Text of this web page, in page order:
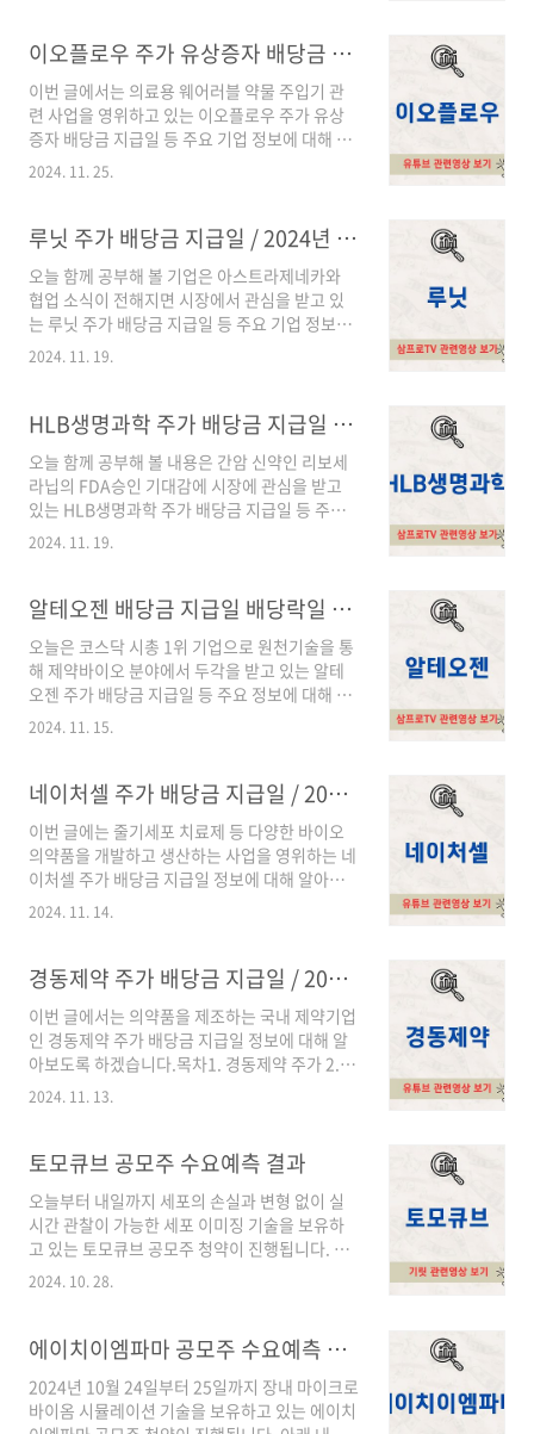
금 지급일유유제약2우B는..
살펴보면 2020년 3년 20일 25,623원까지 하락
바이오 기업으로 수급이 쏠려 주가가 상승하기
시작하였고, 2020년 말 합병에 대한 이슈로 급등
하며 저점대비 약 9배 정보 상승한 237,392원까
지 오르기도 하였습니다.하지만 코로나 치료제,
를 그리며 5만원대까지 가격이 떨어지는 모습..
이오플로우 주가 유상증자 배당금 지급일 / 2024년 최신정보
이번 글에서는 의료용 웨어러블 약물 주입기 관
련 사업을 영위하고 있는 이오플로우 주가 유상
증자 배당금 지급일 등 주요 기업 정보에 대해 알
아보도록 하겠습니다.목차1. 이오플로우 주가 2.
이오플로우 주가상장 이후 이오플로우 주가 흐름
을 살펴보면 2020년 9월에 상장한 이후 패치 인
슐린제 등의 성장 가능성에 대한 기대감에 주가
가 지속적으로 상승하며 2021년 1월 29일
37.693원까지 올랐습니다.하지만 이후 높은 금
리와 지속적인 실적의 적자, 기대감을 모았던 인
며 고점 대비 1/10 수준인 3,127원까지 떨어..
2024. 11. 25.
루닛 주가 배당금 지급일 / 2024년 최신정보
오늘 함께 공부해 볼 기업은 아스트라제네카와
협업 소식이 전해지면 시장에서 관심을 받고 있
는 루닛 주가 배당금 지급일 등 주요 기업 정보에
대해 알아보도록 하겠습니다.목차1. 루닛 주가 2.
살펴보면 2022년 10월 14일 9,124원의 저점을
형성한 이후 AI와 관련된 헬스케어 기업으로 부
각을 받으며 수급이 쏠려 2023년 9월 15일까지
주가가 급등하며 저점대비 14배 이상 상승하는
모습을 보였습니다.그러나 기대감만으로 오른 주
가는 부진한 실적과 높은 금리에 대한 부감담으
는 바닥을 다지고 있었으며 20..
2024. 11. 19.
HLB생명과학 주가 배당금 지급일 / 2024년 최신정보
오늘 함께 공부해 볼 내용은 간암 신약인 리보세
라닙의 FDA승인 기대감에 시장에 관심을 받고
있는 HLB생명과학 주가 배당금 지급일 등 주요
기업 정보에 대해 알아보도록 하겠습니다.목차1.
HLB생명과학 주가 2. HLB생명과학 배당금 지급
HLB생명과학 주가최근 5년간 HLB생명과학 주
가를 살펴보면 2021년 2월 19일 6,733원의 저
점을 형성한 이후 신약 개발에 대한 기대감으로
주가가 등락을 반복하고 있는 모습을 볼 수 있습
니다.특히 2024년 3월 간암 신약 치료제인 리보
세라닙 FDA허가에 대한 기대감으로 HLB생명과
도 하였지만 2024년 11월 1..
2024. 11. 19.
알테오젠 배당금 지급일 배당락일 / 2024년 최신정보
오늘은 코스닥 시총 1위 기업으로 원천기술을 통
해 제약바이오 분야에서 두각을 받고 있는 알테
오젠 주가 배당금 지급일 등 주요 정보에 대해 알
아보겠습니다.목차1. 알테오젠 주가 2. 알테오젠
배당금 지급일 배당락일 3. 알테오젠 어떤 기업인
나 이후 바이오 관련 기업들로 수급이 쏠리며 주
가가 2021년 초까지 반등하였다가 2023년까지
주가가 조정을 보이며 좋지 못한 흐름을 보였습
니다.그러나 2023년부터 금리 인하에 대한 기대
감으로 바이오 기업들로 수급이 몰리기 시작하였
으며 최근에는 다이이찌산쿄와 3억 달러 규모의
위로 올라섰습니다. 2. 알테오젠 배당금 지급..
2024. 11. 15.
네이처셀 주가 배당금 지급일 / 2024년 최신정보
이번 글에는 줄기세포 치료제 등 다양한 바이오
의약품을 개발하고 생산하는 사업을 영위하는 네
이처셀 주가 배당금 지급일 정보에 대해 알아보
도록 하겠습니다.목차1. 네이처셀 주가 2. 네이처
주가 흐름을 살펴보면 2020년 2월을 저점으로
2021년 7월 코로나 치료제 및 줄기세포 치료제
개발에 대한 기대감으로 저점대비 약 9배가량 상
승한 49,200원까지 상승한 모습을 보였습니다.
그러나 이후 높은 금리와 늘어나는 적자가 네이
처셀 주가 발목을 잡았으며 지속적으로 우하향
최근 FDA로부터 줄기세포 RMAT지정을 받았다
는 ..
2024. 11. 14.
경동제약 주가 배당금 지급일 / 2024년 최신정보
이번 글에서는 의약품을 제조하는 국내 제약기업
인 경동제약 주가 배당금 지급일 정보에 대해 알
아보도록 하겠습니다.목차1. 경동제약 주가 2. 경
동제약 배당금 지급일 배당락일 3. 경동제약 어떤
인해 5,830원까지 하락했던 주가가 코로나 치료
지 상승하는 모습을 보였습니다.그러나 이후 코
로나 치료제 개발 이슈의 소멸과 영업이익의 흑
자전환, 높은 금리가 좋지 못한 영향을 미치며 경
동제약 주가는 지속적으로 우하향하며 코로나 최
제약은 당사의 이익을 지속적으로 주주들에..
2024. 11. 13.
토모큐브 공모주 수요예측 결과
오늘부터 내일까지 세포의 손실과 변형 없이 실
시간 관찰이 가능한 세포 이미징 기술을 보유하
고 있는 토모큐브 공모주 청약이 진행됩니다. 아
래 본문을 통해 토모큐브 공모주 수요예측 결과
POINT3. 토모큐브 어떤 기업인가? 1. 토모큐브
공모개요주관사 → 대신증권기관 경쟁률 →
967.71:1희망 공모가 밴드 → 10,900원 ~
13,400원확정공모가 → 16,000원청약일 →
2024. 10. 28.
에이치이엠파마 공모주 수요예측 결과
2024년 10월 24일부터 25일까지 장내 마이크로
바이옴 시뮬레이션 기술을 보유하고 있는 에이치